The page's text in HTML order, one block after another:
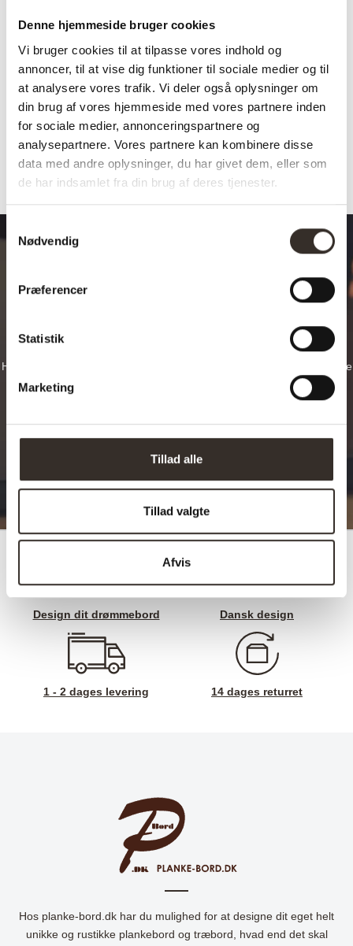
Denne hjemmeside bruger cookies
Vi bruger cookies til at tilpasse vores indhold og
annoncer, til at vise dig funktioner til sociale medier og til
at analysere vores trafik. Vi deler også oplysninger om
din brug af vores hjemmeside med vores partnere inden
for sociale medier, annonceringspartnere og
analysepartnere. Vores partnere kan kombinere disse
data med andre oplysninger, du har givet dem, eller som
de har indsamlet fra din brug af deres tjenester.
Nødvendig
Præferencer
Statistik
Marketing
Tillad alle
Tillad valgte
Afvis
Kvalitet & Design
14 dages fuld returret
Levering: 1-3 dage
Stk pris
Varenummer (SKU):715-DK Kategori:Tilbehør
Design dit drømmebord
Hos planke-bord.dk har du mulighed for at designe dit eget helt unikke
og rustikke plankebord og træbord, hvad end det skal være et
spisebord, sofabord, langbord, cafebord eller noget helt femte.
Design dit drømmebord Dansk design
1 - 2 dages levering 14 dages returret
Hos planke-bord.dk har du mulighed for at designe dit eget helt
unikke og rustikke plankebord og træbord, hvad end det skal